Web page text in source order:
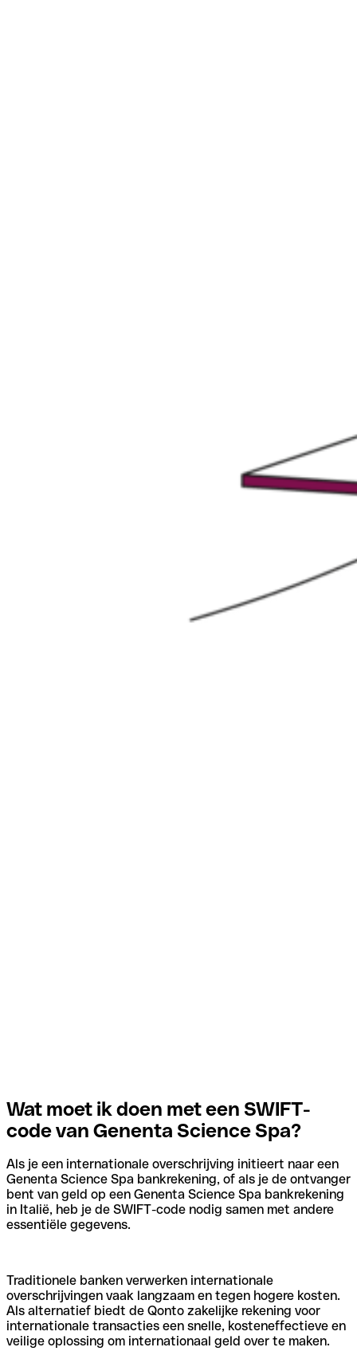
Wat moet ik doen met een SWIFT-
code van Genenta Science Spa?
Als je een internationale overschrijving initieert naar een
Genenta Science Spa bankrekening, of als je de ontvanger
bent van geld op een Genenta Science Spa bankrekening
in Italië, heb je de SWIFT-code nodig samen met andere
essentiële gegevens.
Traditionele banken verwerken internationale
overschrijvingen vaak langzaam en tegen hogere kosten.
Als alternatief biedt de Qonto zakelijke rekening voor
internationale transacties een snelle, kosteneffectieve en
veilige oplossing om internationaal geld over te maken.